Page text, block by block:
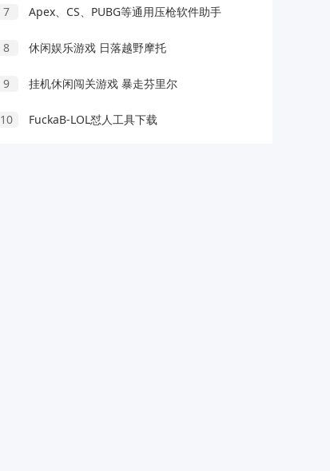
7 Apex、CS、PUBG等通用压枪软件助手
8 休闲娱乐游戏 日落越野摩托
9 挂机休闲闯关游戏 暴走芬里尔
10 FuckaB-LOL怼人工具下载